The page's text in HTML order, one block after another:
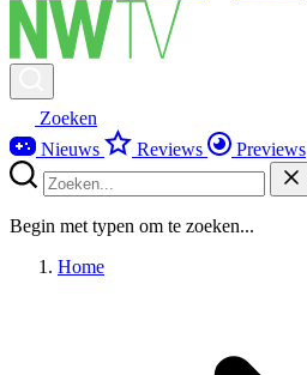
Zoeken
Nieuws
Reviews Previews
Begin met typen om te zoeken...
Home